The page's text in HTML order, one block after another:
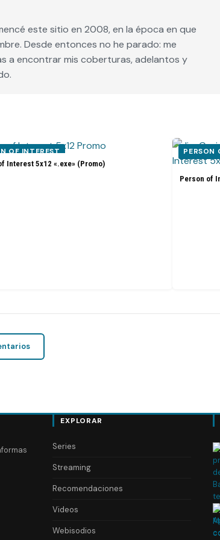
este sitio en 2008, en la época en que
Desde entonces no he parado: me
a encontrar mis coberturas, adelantos y
OF INTEREST
Interest 5x12 «.exe» (Promo)
PERSON
Person of
EXPLORAR
Series
Streaming
Recomendaciones
Videos
Webisodios